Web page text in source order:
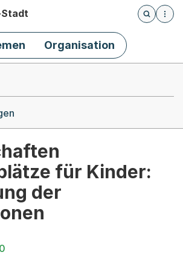
Stadt
Öffnet
Organisation
für Kinder:
der